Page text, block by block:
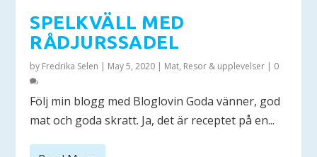
SPELKVÄLL MED
RÅDJURSSADEL
by Fredrika Selen | May 5, 2020 | Mat, Resor & upplevelser | 0
Följ min blogg med Bloglovin Goda vänner, god
mat och goda skratt. Ja, det är receptet på en...